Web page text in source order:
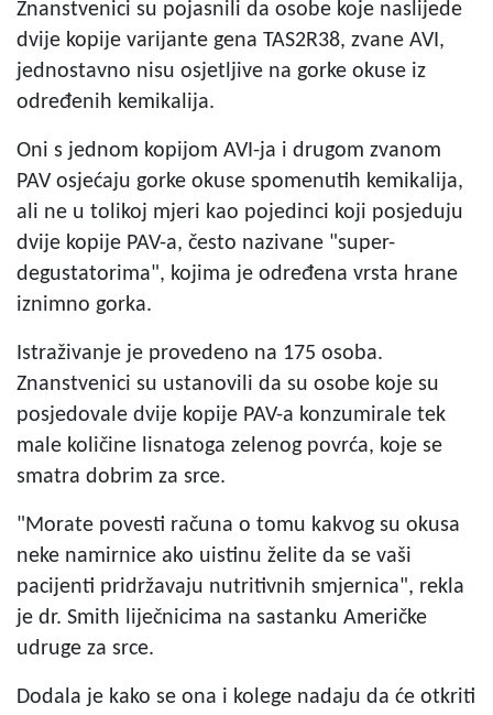
Znanstvenici su pojasnili da osobe koje naslijede
dvije kopije varijante gena TAS2R38, zvane AVI,
jednostavno nisu osjetljive na gorke okuse iz
određenih kemikalija.
Oni s jednom kopijom AVI-ja i drugom zvanom
PAV osjećaju gorke okuse spomenutih kemikalija,
ali ne u tolikoj mjeri kao pojedinci koji posjeduju
dvije kopije PAV-a, često nazivane "super-
degustatorima", kojima je određena vrsta hrane
iznimno gorka.
Istraživanje je provedeno na 175 osoba.
Znanstvenici su ustanovili da su osobe koje su
posjedovale dvije kopije PAV-a konzumirale tek
male količine lisnatoga zelenog povrća, koje se
smatra dobrim za srce.
"Morate povesti računa o tomu kakvog su okusa
neke namirnice ako uistinu želite da se vaši
pacijenti pridržavaju nutritivnih smjernica", rekla
je dr. Smith liječnicima na sastanku Američke
udruge za srce.
Dodala je kako se ona i kolege nadaju da će otkriti